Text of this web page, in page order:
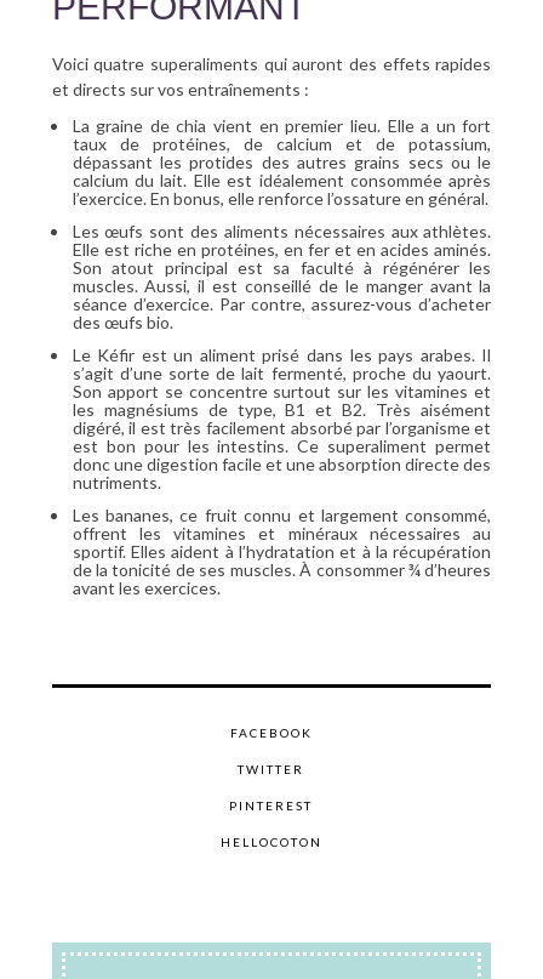
Voici quatre superaliments qui auront des effets rapides
et directs sur vos entraînements :
La graine de chia vient en premier lieu. Elle a un fort
taux de protéines, de calcium et de potassium,
dépassant les protides des autres grains secs ou le
calcium du lait. Elle est idéalement consommée après
l’exercice. En bonus, elle renforce l’ossature en général.
Les œufs sont des aliments nécessaires aux athlètes.
Elle est riche en protéines, en fer et en acides aminés.
Son atout principal est sa faculté à régénérer les
muscles. Aussi, il est conseillé de le manger avant la
séance d’exercice. Par contre, assurez-vous d’acheter
des œufs bio.
Le Kéfir est un aliment prisé dans les pays arabes. Il
s’agit d’une sorte de lait fermenté, proche du yaourt.
Son apport se concentre surtout sur les vitamines et
les magnésiums de type, B1 et B2. Très aisément
digéré, il est très facilement absorbé par l’organisme et
est bon pour les intestins. Ce superaliment permet
donc une digestion facile et une absorption directe des
nutriments.
Les bananes, ce fruit connu et largement consommé,
offrent les vitamines et minéraux nécessaires au
sportif. Elles aident à l’hydratation et à la récupération
de la tonicité de ses muscles. À consommer ¾ d’heures
avant les exercices.
FACEBOOK
TWITTER
PINTEREST
HELLOCOTON